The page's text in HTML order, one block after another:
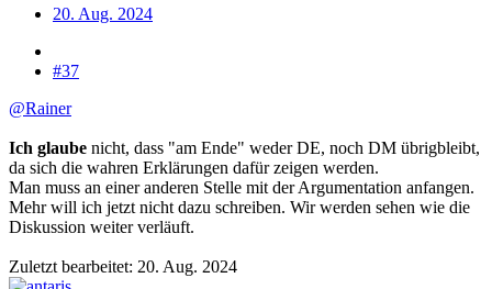
20. Aug. 2024
#37
@Rainer
Ich glaube nicht, dass "am Ende" weder DE, noch DM übrigbleibt,
da sich die wahren Erklärungen dafür zeigen werden.
Man muss an einer anderen Stelle mit der Argumentation anfangen.
Mehr will ich jetzt nicht dazu schreiben. Wir werden sehen wie die
Diskussion weiter verläuft.
Zuletzt bearbeitet: 20. Aug. 2024